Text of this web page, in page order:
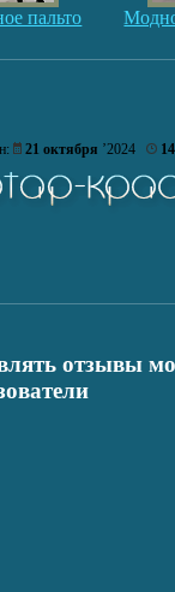
пальто
21 октября ’2024
отзывы